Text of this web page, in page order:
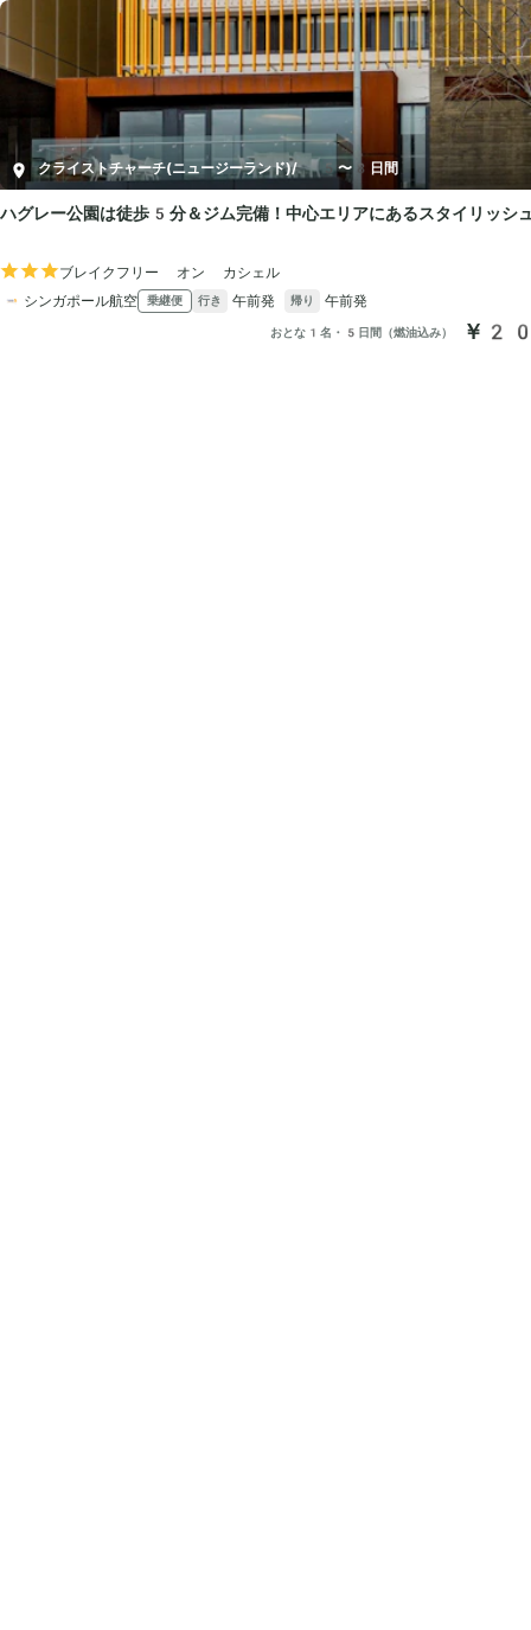
クライストチャーチ(ニュージーランド)/ 5〜8日間
ハグレー公園は徒歩5分＆ジム完備！中心エリアにあるスタイリッシ
ブレイクフリー オン カシェル
シンガポール航空
乗継便 行き 午前発 帰り 午前発
おとな1名・5日間（燃油込み） ￥